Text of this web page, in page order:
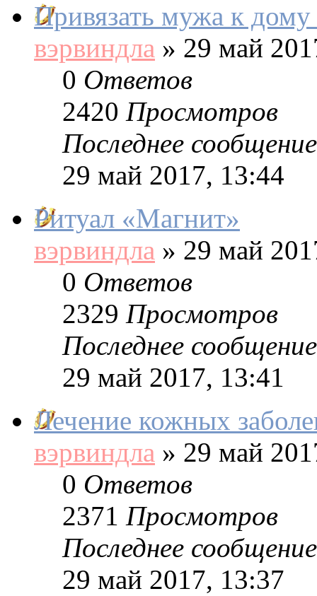
Привязать мужа к
вэрвиндла » 29 май
0 Ответов
2420 Просмотров
Последнее сообщение
29 май 2017, 13:44
Ритуал «Магнит»
вэрвиндла » 29 май
0 Ответов
2329 Просмотров
Последнее сообщение
29 май 2017, 13:41
Лечение кожных
вэрвиндла » 29 май
0 Ответов
2371 Просмотров
Последнее сообщение
29 май 2017, 13:37